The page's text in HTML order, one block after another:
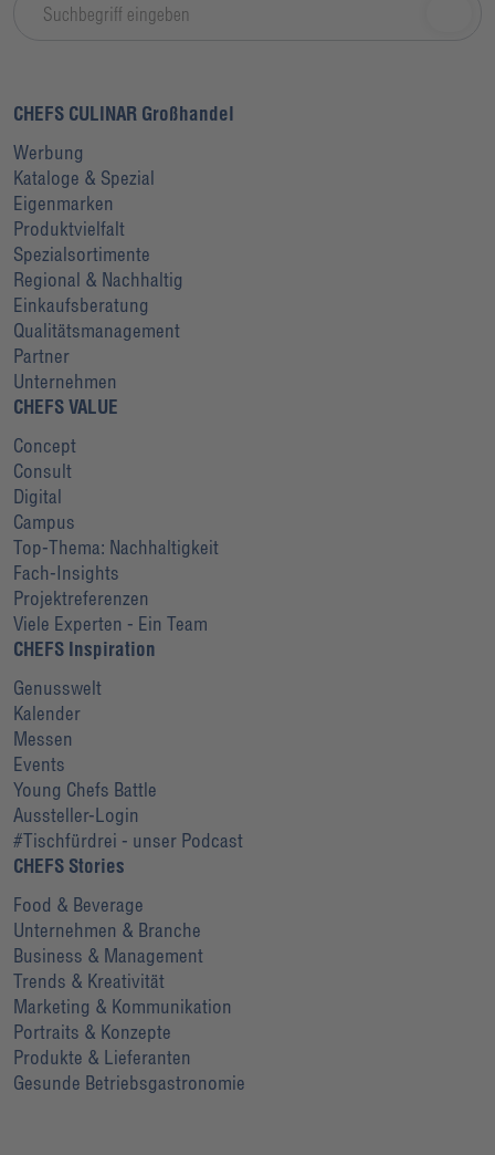
CHEFS CULINAR Großhandel
Werbung
Kataloge & Spezial
Eigenmarken
Produktvielfalt
Spezialsortimente
Regional & Nachhaltig
Einkaufsberatung
Qualitätsmanagement
Partner
Unternehmen
CHEFS VALUE
Concept
Consult
Digital
Campus
Top-Thema: Nachhaltigkeit
Fach-Insights
Projektreferenzen
Viele Experten - Ein Team
CHEFS Inspiration
Genusswelt
Kalender
Messen
Events
Young Chefs Battle
Aussteller-Login
#Tischfürdrei - unser Podcast
CHEFS Stories
Food & Beverage
Unternehmen & Branche
Business & Management
Trends & Kreativität
Marketing & Kommunikation
Portraits & Konzepte
Produkte & Lieferanten
Gesunde Betriebsgastronomie